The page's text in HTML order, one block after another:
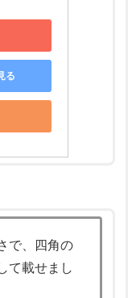
る
で、四角の
て載せまし